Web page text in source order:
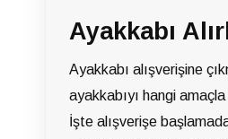
Ayakkabı
Ayakkabı alışverişine
ayakkabıyı hangi
İşte alışverişe